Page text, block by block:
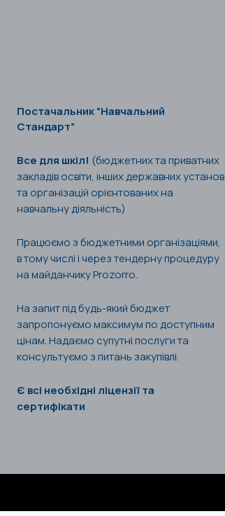
Постачальник “Навчальний
Стандарт”
Все для шкіл! (бюджетних та приватних
закладів освіти, інших державних установ
та організацій орієнтованих на
навчальну діяльність)
Працюємо з бюджетними організаціями,
в тому числі і через тендерну процедуру
на майданчику Prozorro.
На запит під будь-який бюджет
запропонуємо максимум по доступним
цінам. Надаємо супутні послуги та
консультуємо з питань закупівлі.
Є всі необхідні ліцензії та
сертифікати